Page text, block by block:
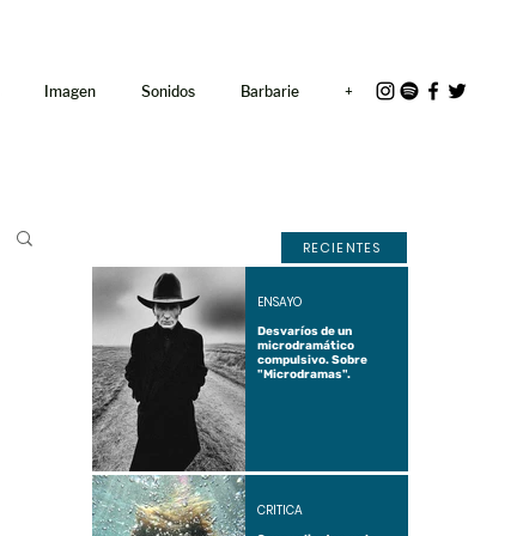
Imagen Sonidos Barbarie +
RECIENTES
Desvaríos de un
microdramático
compulsivo. Sobre
"Microdramas".
ENSAYO
CRÍTICA